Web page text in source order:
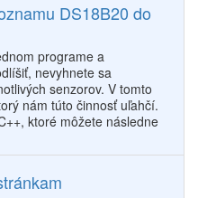
DS18B20 do
programe a
nevyhnete sa
senzorov. V tomto
nám túto činnosť uľahčí.
ktoré môžete následne